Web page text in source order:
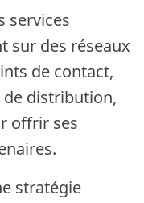
services
sur des réseaux
de contact,
de distribution,
offrir ses
stratégie